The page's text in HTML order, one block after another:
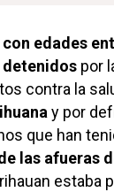
edades
detenidos por
contra la
y por
que han
las afueras
estaba